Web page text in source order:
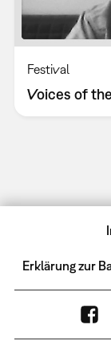
Festival
Voices of
Erklärung zur